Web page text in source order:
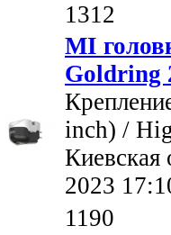
1312
MI
Goldring
inch) /
Киевская
2023
1190